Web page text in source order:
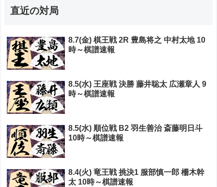
直近の対局
8.7(金) 棋王戦 2R 豊島将之 中村太地 10
時～棋譜速報
8.5(水) 王座戦 決勝 藤井聡太 広瀬章人 9
時～棋譜速報
8.5(水) 順位戦 B2 羽生善治 斎藤明日斗
10時～棋譜速報
8.4(火) 竜王戦 挑決1 服部慎一郎 柵木幹
太 10時～棋譜速報